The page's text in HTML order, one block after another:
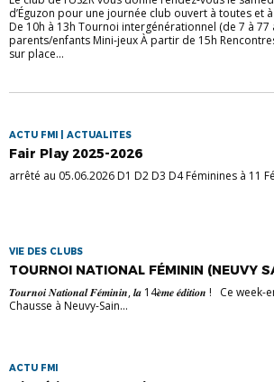
d’Éguzon pour une journée club ouvert à toutes et
De 10h à 13h Tournoi intergénérationnel (de 7 à 77
parents/enfants Mini-jeux À partir de 15h
sur place...
ACTU FMI | ACTUALITES
Fair Play 2025-2026
arrêté au 05.06.2026 D1 D2 D3 D4 Féminines à 11
VIE DES CLUBS
TOURNOI NATIONAL FÉMININ (NEUVY
𝑻𝒐𝒖𝒓𝒏𝒐𝒊 𝑵𝒂𝒕𝒊𝒐𝒏𝒂𝒍 𝑭𝒆́𝒎𝒊𝒏𝒊𝒏, 𝒍𝒂 14𝒆̀𝒎𝒆 𝒆́𝒅𝒊𝒕𝒊𝒐𝒏 ! Ce
Chausse à Neuvy-Sain...
ACTU FMI